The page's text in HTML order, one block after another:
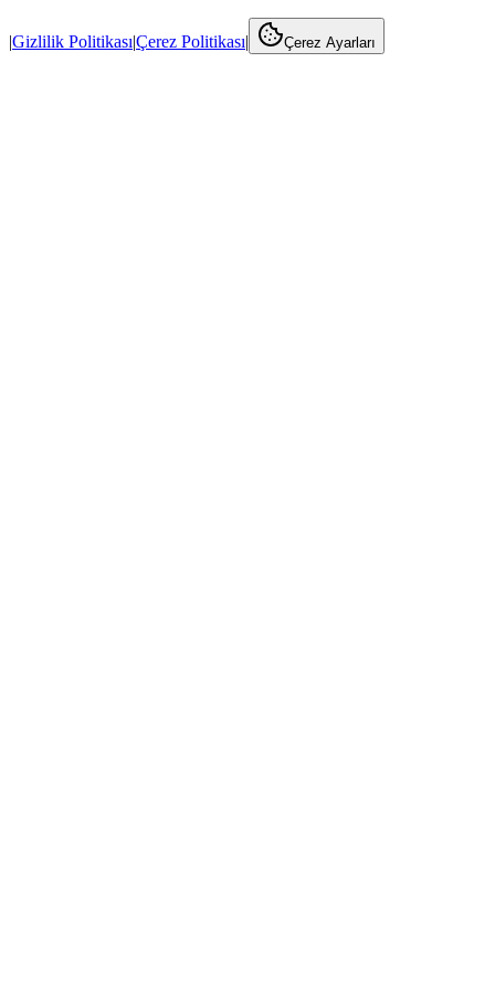
|Gizlilik Politikası|Çerez Politikası| Çerez Ayarları